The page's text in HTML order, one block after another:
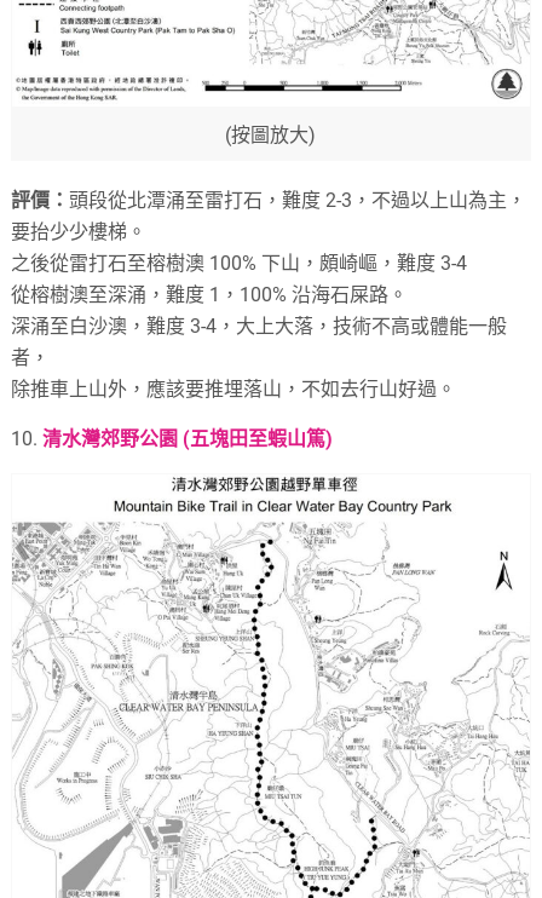
(按圖放大)
評價：頭段從北潭涌至雷打石，難度 2-3，不過以上山為主，
要抬少少樓梯。
之後從雷打石至榕樹澳 100% 下山，頗崎嶇，難度 3-4
從榕樹澳至深涌，難度 1，100% 沿海石屎路。
深涌至白沙澳，難度 3-4，大上大落，技術不高或體能一般
者，
除推車上山外，應該要推埋落山，不如去行山好過。
10.清水灣郊野公園 (五塊田至蝦山篤)